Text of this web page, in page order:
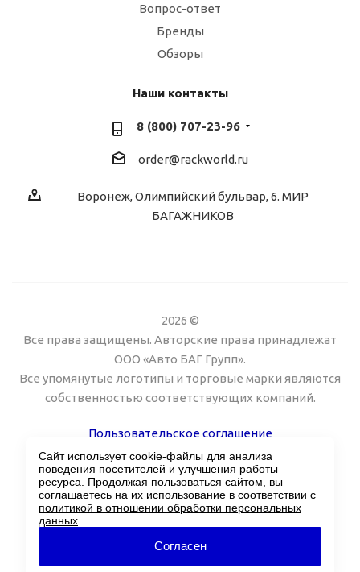
Вопрос-ответ
Бренды
Обзоры
Наши контакты
8 (800) 707-23-96
order@rackworld.ru
Воронеж, Олимпийский бульвар, 6. МИР
БАГАЖНИКОВ
2026 ©
Все права защищены. Авторские права принадлежат
ООО «Авто БАГ Групп».
Все упомянутые логотипы и торговые марки являются
собственностью соответствующих компаний.
Пользовательское соглашение
Поддержка сайта Twin px
Сайт использует cookie-файлы для анализа
поведения посетителей и улучшения работы
ресурса. Продолжая пользоваться сайтом, вы
соглашаетесь на их использование в соответствии с
политикой в отношении обработки персональных
данных
Согласен